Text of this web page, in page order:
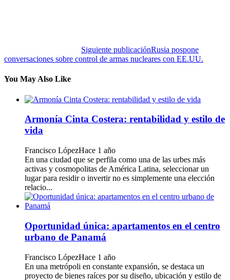
Siguiente publicaciónRusia pospone
conversaciones sobre control de armas nucleares con EE.UU.
You May Also Like
Armonía Cinta Costera: rentabilidad y estilo de
vida
Francisco LópezHace 1 año
En una ciudad que se perfila como una de las urbes más
activas y cosmopolitas de América Latina, seleccionar un
lugar para residir o invertir no es simplemente una elección
relacio...
Oportunidad única: apartamentos en el centro
urbano de Panamá
Francisco LópezHace 1 año
En una metrópoli en constante expansión, se destaca un
proyecto de bienes raíces por su diseño, ubicación y estilo de